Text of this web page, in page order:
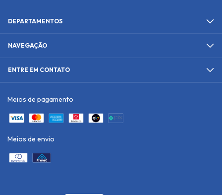
DEPARTAMENTOS
NAVEGAÇÃO
ENTRE EM CONTATO
Meios de pagamento
Meios de envio